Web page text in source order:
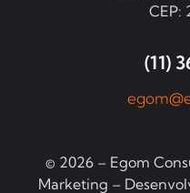
CEP:
(11)
© 2026 – Egom
Marketing –